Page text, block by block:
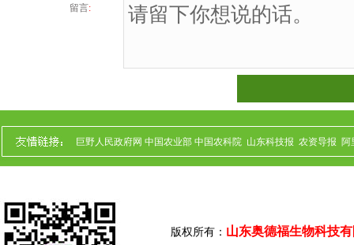
留言:
巨野人民政府网 中国农业部 中国农科院 山东科技报 农资导报 阿
版权所有： 山东奥德福生物科技